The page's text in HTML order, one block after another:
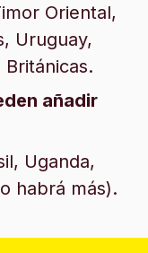
Oriental,
Uruguay,
añadir
Uganda,
habrá más).